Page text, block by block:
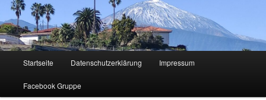
Zum
primären
Zum
sekundären
Startseite Datenschutzerklärung Impressum
Facebook Gruppe